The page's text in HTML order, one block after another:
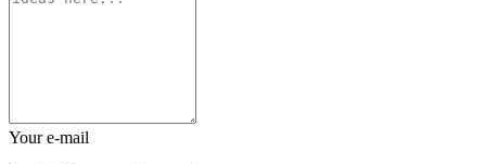
Your e-mail